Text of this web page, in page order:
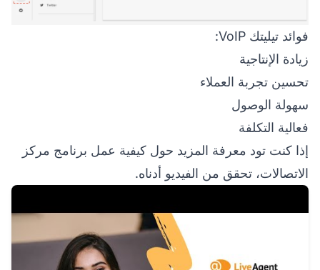
فوائد تيليتك VoIP:
زيادة الإنتاجية
تحسين تجربة العملاء
سهولة الوصول
فعالية التكلفة
إذا كنت تود معرفة المزيد حول كيفية عمل برنامج مركز
الاتصالات، تحقق من الفيديو أدناه.